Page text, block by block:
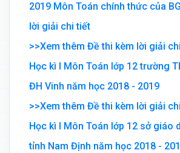
2019 Môn Toán chính thức của
lời giải chi tiết
>>Xem thêm Đề thi kèm lời giải
Học kì I Môn Toán lớp 12 trường
ĐH Vinh năm học 2018 - 2019
>>Xem thêm Đề thi kèm lời giải
Học kì I Môn Toán lớp 12 sở giáo
tỉnh Nam Định năm học 2018 -